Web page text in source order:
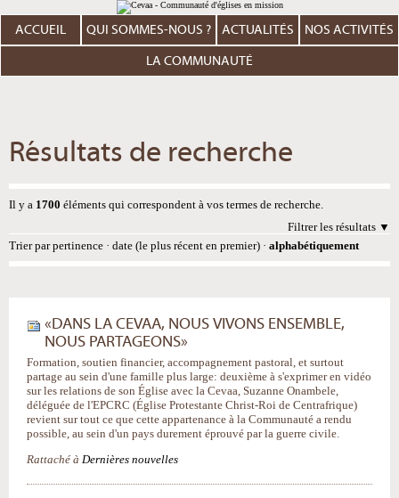
au
contenu.
Aller
personnels
ACCUEIL QUI SOMMES-NOUS ? ACTUALITÉS NOS ACTIVITÉS
LA COMMUNAUTÉ
Résultats de recherche
Il y a 1700 éléments qui correspondent à vos termes de recherche.
Filtrer les résultats
Trier par pertinence · date (le plus récent en premier) · alphabétiquement
«DANS LA CEVAA, NOUS VIVONS ENSEMBLE,
NOUS PARTAGEONS»
Formation, soutien financier, accompagnement pastoral, et surtout
partage au sein d'une famille plus large: deuxième à s'exprimer en vidéo
sur les relations de son Église avec la Cevaa, Suzanne Onambele,
déléguée de l'EPCRC (Église Protestante Christ-Roi de Centrafrique)
revient sur tout ce que cette appartenance à la Communauté a rendu
possible, au sein d'un pays durement éprouvé par la guerre civile.
Rattaché à Dernières nouvelles